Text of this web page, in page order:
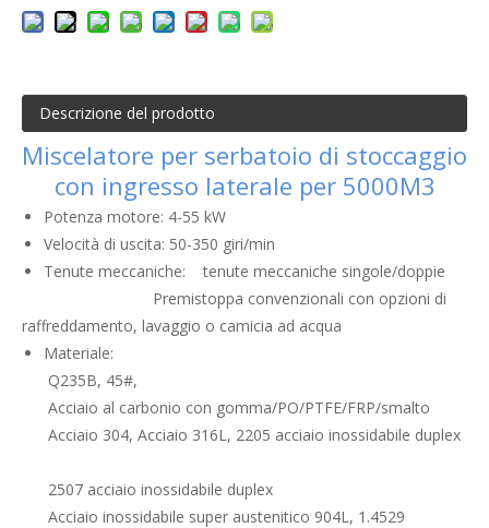
Descrizione del prodotto
Miscelatore per serbatoio di stoccaggio
con ingresso laterale per 5000M3
Potenza motore: 4-55 kW
Velocità di uscita: 50-350 giri/min
Tenute meccaniche: tenute meccaniche singole/doppie
Premistoppa convenzionali con opzioni di
raffreddamento, lavaggio o camicia ad acqua
Materiale:
Q235B, 45#,
Acciaio al carbonio con gomma/PO/PTFE/FRP/smalto
Acciaio 304, Acciaio 316L, 2205 acciaio inossidabile duplex
2507 acciaio inossidabile duplex
Acciaio inossidabile super austenitico 904L, 1.4529